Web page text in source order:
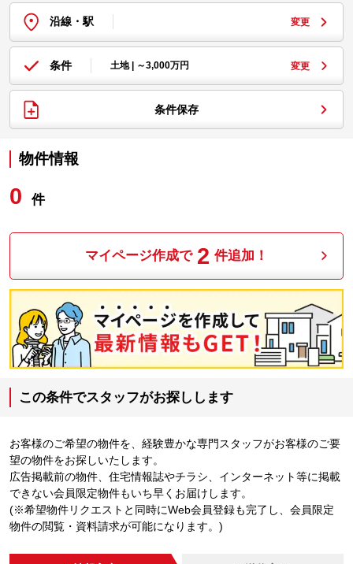
沿線・駅 変更
条件 土地 | ～3,000万円 変更
条件保存
物件情報
0 件
マイページ作成で 2 件追加！
この条件でスタッフがお探しします
お客様のご希望の物件を、経験豊かな専門スタッフがお客様のご要
望の物件をお探しいたします。
広告掲載前の物件、住宅情報誌やチラシ、インターネット等に掲載
できない会員限定物件もいち早くお届けします。
(※希望物件リクエストと同時にWeb会員登録も完了し、会員限定
物件の閲覧・資料請求が可能になります。)